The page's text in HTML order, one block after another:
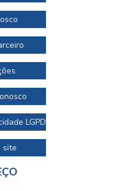
LGPD
site